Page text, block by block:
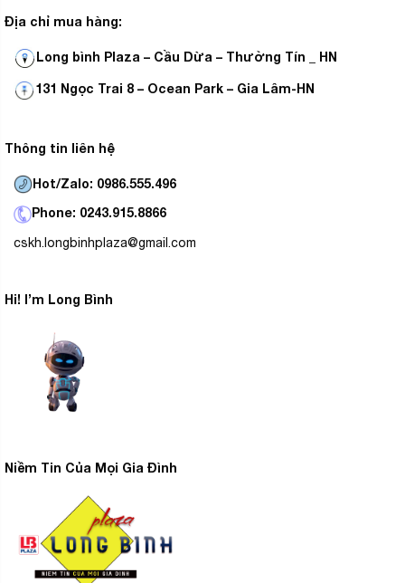
Địa chỉ mua hàng:
Long bình Plaza – Cầu Dừa – Thường Tín _ HN
131 Ngọc Trai 8 – Ocean Park – Gia Lâm-HN
Thông tin liên hệ
Hot/Zalo: 0986.555.496
Phone: 0243.915.8866
cskh.longbinhplaza@gmail.com
Hi! I’m Long Bình
Niềm Tin Của Mọi Gia Đình